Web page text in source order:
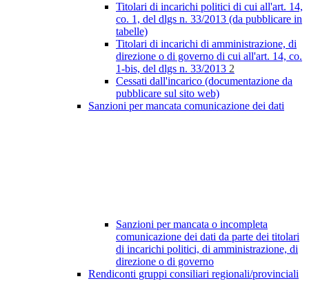
Titolari di incarichi politici di cui all'art. 14,
co. 1, del dlgs n. 33/2013 (da pubblicare in
tabelle)
Titolari di incarichi di amministrazione, di
direzione o di governo di cui all'art. 14, co.
1-bis, del dlgs n. 33/2013 2
Cessati dall'incarico (documentazione da
pubblicare sul sito web)
Sanzioni per mancata comunicazione dei dati
Sanzioni per mancata o incompleta
comunicazione dei dati da parte dei titolari
di incarichi politici, di amministrazione, di
direzione o di governo
Rendiconti gruppi consiliari regionali/provinciali